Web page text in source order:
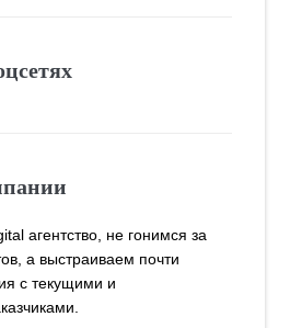
агентство, не гонимся за
а выстраиваем почти
с текущими и